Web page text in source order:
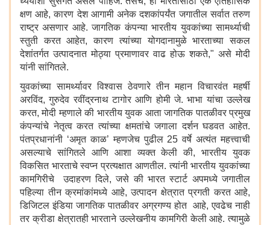
क्षण आहे, कारण देश आगामी अनेक दशकांपर्यंत जगातील सर्वात तरुण
राष्ट्र असणार आहे. जागतिक कंपन्या भारतीय युवकांच्या सामर्थ्याची
स्तुती करत आहेत, कारण त्यांच्या योगदानामुळे भारताच्या सकल
देशांतर्गत उत्पादनात मोठ्या प्रमाणावर वाढ होऊ शकते," असे मोदी
यांनी सांगितले.
युवकांच्या सामर्थ्यावर विश्वास ठेवणारे तीन महान विचारवंत महर्षी
अरविंद, गुरुदेव रवींद्रनाथ टागोर आणि होमी जे. भाभा यांचा उल्लेख
करत, मोदी म्हणाले की भारतीय युवक आता जागतिक पातळीवर प्रमुख
कंपन्यांचे नेतृत्व करत त्यांच्या क्षमतांचे जगाला दर्शन घडवत आहेत.
पंतप्रधानांनी ‘अमृत काळ’ म्हणजेच पुढील 25 वर्षे अत्यंत महत्त्वाची
असल्याचे सांगितले आणि आशा व्यक्त केली की, भारतीय युवक
विकसित भारताचे स्वप्न प्रत्यक्षात आणतील. त्यांनी भारतीय युवकांच्या
कामगिरीचे उदाहरण दिले, जसे की भारत स्टार्ट अपमध्ये जगातील
पहिल्या तीन क्रमांकांमध्ये आहे, उत्पादन क्षेत्रात प्रगती करत आहे,
डिजिटल इंडिया जागतिक पातळीवर अग्रगण्य होत आहे, एवढेच नाही
तर क्रीडा क्षेत्रातही भारताने उल्लेखनीय कामगिरी केली आहे. त्यामुळे